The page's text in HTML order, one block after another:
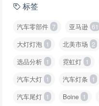
标签
汽车零部件 7 亚马逊 61
大灯灯泡 1 北美市场 2
选品分析 1 霓虹灯 1
汽车大灯 1 汽车灯条 1
汽车尾灯 1 Boine 1